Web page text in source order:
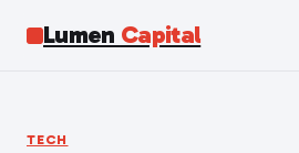
Lumen Capital
TECH